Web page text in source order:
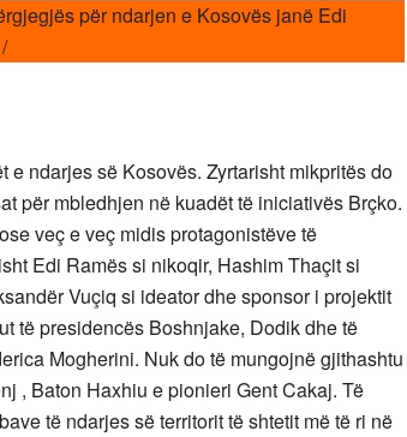
për ndarjen e Kosovës janë Edi
ndarjes së Kosovës. Zyrtarisht mikpritës do
për mbledhjen në kuadët të iniciativës Brçko.
veç e veç midis protagonistëve të
Edi Ramës si nikoqir, Hashim Thaçit si
Vuçiq si ideator dhe sponsor i projektit
të presidencës Boshnjake, Dodik dhe të
Mogherini. Nuk do të mungojnë gjithashtu
, Baton Haxhiu e pionieri Gent Cakaj. Të
të ndarjes së territorit të shtetit më të ri në